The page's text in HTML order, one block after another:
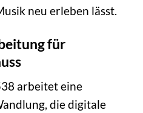
neu erleben lässt.
für
arbeitet eine
die digitale